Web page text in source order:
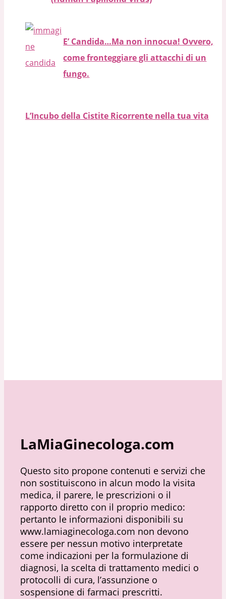
E’ Candida…Ma non innocua! Ovvero,
come fronteggiare gli attacchi di un
fungo.
L’Incubo della Cistite Ricorrente nella tua vita
LaMiaGinecologa.com
Questo sito propone contenuti e servizi che
non sostituiscono in alcun modo la visita
medica, il parere, le prescrizioni o il
rapporto diretto con il proprio medico:
pertanto le informazioni disponibili su
www.lamiaginecologa.com non devono
essere per nessun motivo interpretate
come indicazioni per la formulazione di
diagnosi, la scelta di trattamento medici o
protocolli di cura, l’assunzione o
sospensione di farmaci prescritti.